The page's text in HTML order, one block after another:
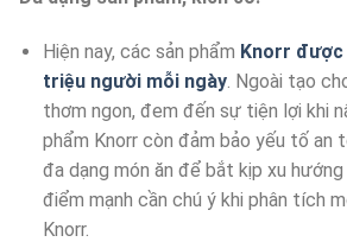
Hiện nay, các sản phẩm Knorr được
triệu người mỗi ngày. Ngoài tạo
thơm ngon, đem đến sự tiện lợi khi
phẩm Knorr còn đảm bảo yếu tố an
đa dạng món ăn để bắt kịp xu
điểm mạnh cần chú ý khi phân tích
Knorr.